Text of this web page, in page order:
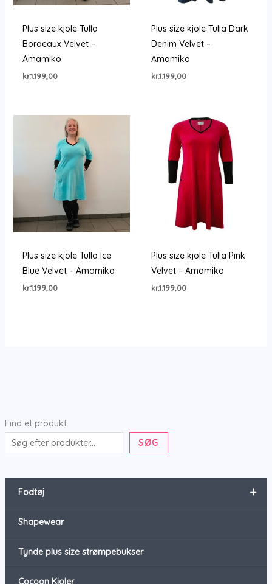
Find et produkt
SØG
+
Fodtøj
Shapewear
Tynde plus size strømpebukser
Cocoon Kjoler
Plus size kjole Tulla
Bordeaux Velvet –
Amamiko
kr.1.199,00
Plus size kjole Tulla Dark
Denim Velvet –
Amamiko
kr.1.199,00
Plus size kjole Tulla Ice
Blue Velvet – Amamiko
kr.1.199,00
Plus size kjole Tulla Pink
Velvet – Amamiko
kr.1.199,00